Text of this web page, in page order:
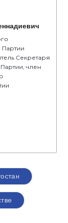
Партии
Секретаря
член